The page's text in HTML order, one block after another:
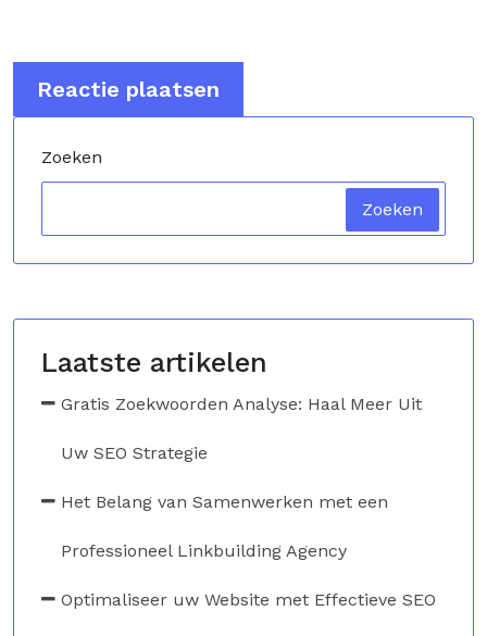
Zoeken
Zoeken
Laatste artikelen
Gratis Zoekwoorden Analyse: Haal Meer Uit
Uw SEO Strategie
Het Belang van Samenwerken met een
Professioneel Linkbuilding Agency
Optimaliseer uw Website met Effectieve SEO